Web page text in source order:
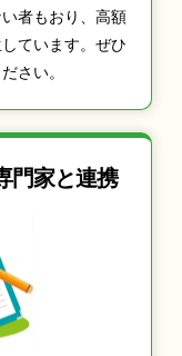
者もおり、高額
ています。ぜひ
さい。
門家と連携